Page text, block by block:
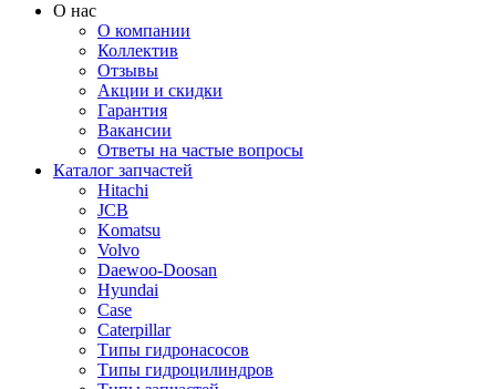
О нас
О компании
Коллектив
Отзывы
Акции и скидки
Гарантия
Вакансии
Ответы на частые вопросы
Каталог запчастей
Hitachi
JCB
Komatsu
Volvo
Daewoo-Doosan
Hyundai
Case
Caterpillar
Типы гидронасосов
Типы гидроцилиндров